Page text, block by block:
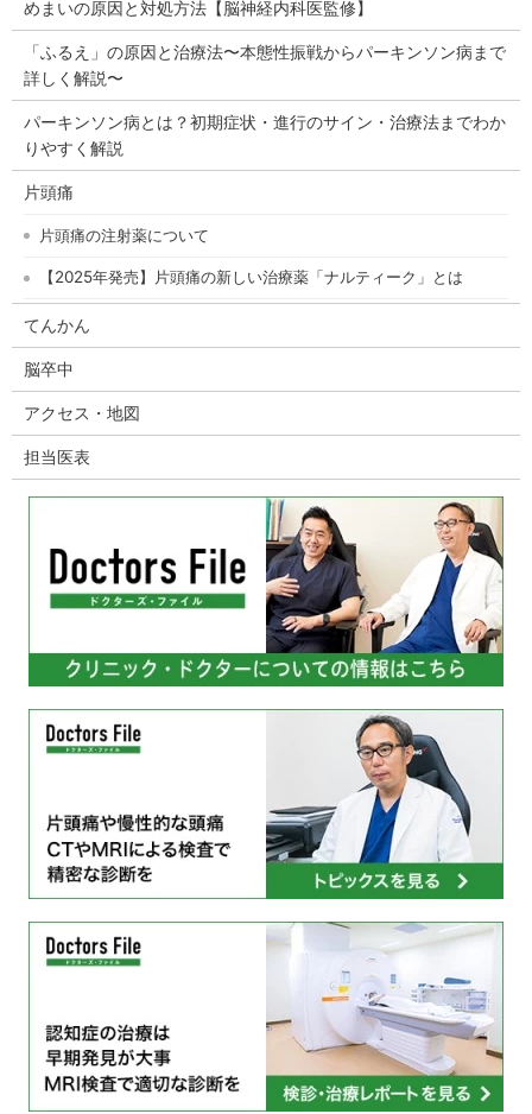
めまいの原因と対処方法【脳神経内科医監修】
「ふるえ」の原因と治療法〜本態性振戦からパーキンソン病まで
詳しく解説〜
パーキンソン病とは？初期症状・進行のサイン・治療法までわか
りやすく解説
片頭痛
片頭痛の注射薬について
【2025年発売】片頭痛の新しい治療薬「ナルティーク」とは
てんかん
脳卒中
アクセス・地図
担当医表